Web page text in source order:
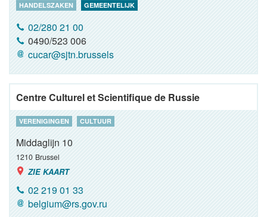
HANDELSZAKEN GEMEENTELIJK
02/280 21 00
0490/523 006
cucar@sjtn.brussels
Centre Culturel et Scientifique de Russie
VERENIGINGEN CULTUUR
Middaglijn 10
1210 Brussel
ZIE KAART
02 219 01 33
belgium@rs.gov.ru